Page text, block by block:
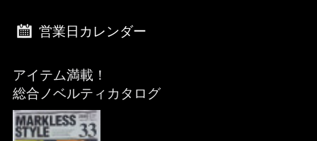
営業日カレンダー
アイテム満載！
総合ノベルティカタログ